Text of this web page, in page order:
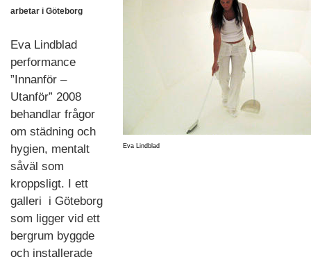
arbetar i Göteborg
Eva Lindblad
performance
”Innanför –
Utanför” 2008
behandlar frågor
om städning och
hygien, mentalt
såväl som
kroppsligt. I ett
galleri i Göteborg
som ligger vid ett
bergrum byggde
och installerade
Eva Lindblad